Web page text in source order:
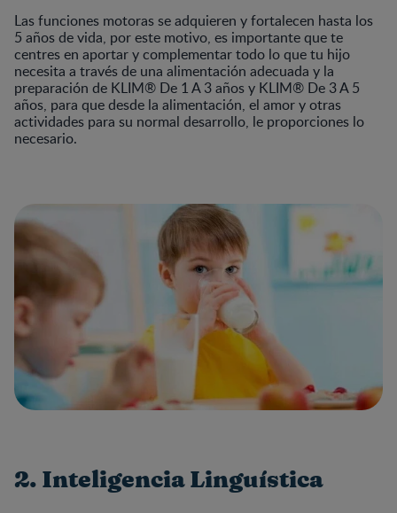
Las funciones motoras se adquieren y fortalecen hasta los
5 años de vida, por este motivo, es importante que te
centres en aportar y complementar todo lo que tu hijo
necesita a través de una alimentación adecuada y la
preparación de KLIM® De 1 A 3 años y KLIM® De 3 A 5
años, para que desde la alimentación, el amor y otras
actividades para su normal desarrollo, le proporciones lo
necesario.
2. Inteligencia Linguística